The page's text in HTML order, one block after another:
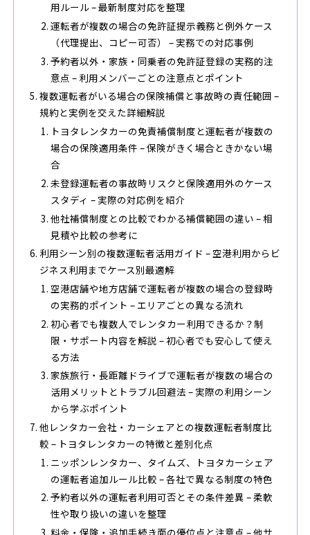
用ルール – 最新制度対応を整理
運転者が複数の場合の免許証提示義務と例外ケース
（代理提出、コピー可否） – 実務での対応事例
予約者以外・家族・同乗者の免許証登録の実務的注
意点 – 利用メンバーごとの注意点とポイント
複数運転者がいる場合の保険補償と事故時の責任範囲 –
規約と実例を交えた詳細解説
トヨタレンタカーの免責補償制度と運転者が複数の
場合の保険適用条件 – 保険がきく場合ときかない場
合
未登録運転者の事故時リスクと保険適用外のケース
スタディ – 実際の対応例を紹介
他社補償制度との比較でわかる補償範囲の違い – 相
見積や比較の参考に
利用シーン別の複数運転者活用ガイド – 空港利用からビ
ジネス利用までケース別最適解
空港店舗や地方店舗で運転者が複数の場合の登録時
の実務的ポイント – エリアごとの異なる流れ
初心者でも複数人でレンタカー利用できるか？制
限・サポート内容を解説 – 初心者でも安心して使え
る方法
家族旅行・長距離ドライブで運転者が複数の場合の
活用メリットとトラブル回避法 – 実際の利用シーン
から学ぶポイント
他レンタカー会社・カーシェアとの複数運転者制度比
較 – トヨタレンタカーの特徴と差別化点
ニッポンレンタカー、タイムズ、トヨタカーシェア
の運転者追加ルール比較 – 各社で異なる制度の特色
予約者以外の運転者利用可否とその条件差異 – 柔軟
性や取り扱いの違いを整理